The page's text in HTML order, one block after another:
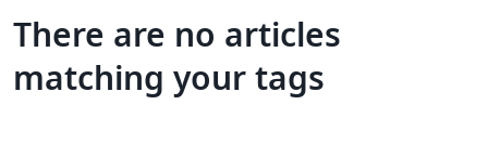
There are no articles
matching your tags